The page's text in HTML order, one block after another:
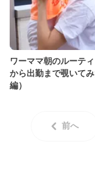
ワーママ朝のルーテ
から出勤まで覗いて
編）
前へ